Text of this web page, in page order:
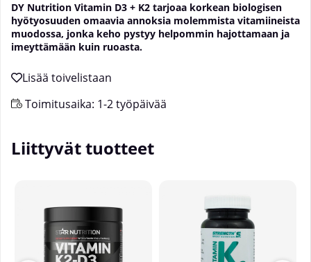
DY Nutrition Vitamin D3 + K2 tarjoaa korkean biologisen
hyötyosuuden omaavia annoksia molemmista vitamiineista
muodossa, jonka keho pystyy helpommin hajottamaan ja
imeyttämään kuin ruoasta.
Toimitusaika: 1-2 työpäivää
Liittyvät tuotteet